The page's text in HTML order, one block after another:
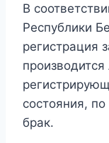
В
Республики
регистрация
состояния,
брак.